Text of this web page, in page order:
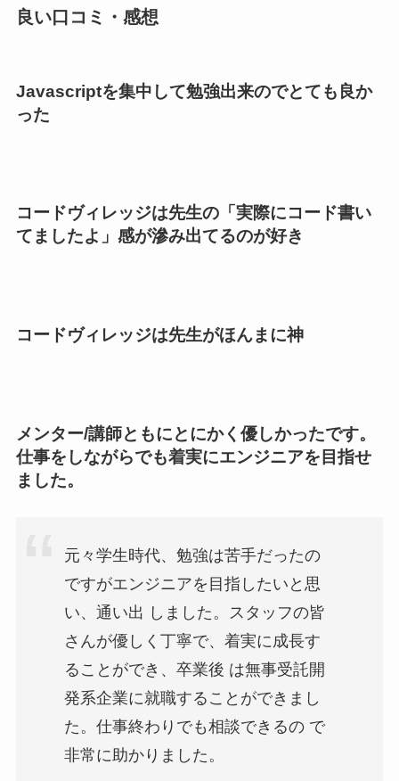
良い口コミ・感想
Javascriptを集中して勉強出来のでとても良か
った
コードヴィレッジは先生の「実際にコード書い
てましたよ」感が滲み出てるのが好き
コードヴィレッジは先生がほんまに神
メンター/講師ともにとにかく優しかったです。
仕事をしながらでも着実にエンジニアを目指せ
ました。
元々学生時代、勉強は苦手だったの
ですがエンジニアを目指したいと思
い、通い出 しました。スタッフの皆
さんが優しく丁寧で、着実に成長す
ることができ、卒業後 は無事受託開
発系企業に就職することができまし
た。仕事終わりでも相談できるの で
非常に助かりました。